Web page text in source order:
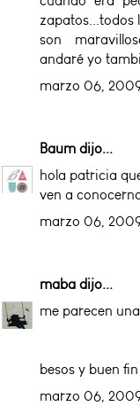
zapatos...todos
son
andaré yo
marzo 06,
Baum dijo...
hola patricia
ven a
marzo 06,
maba dijo...
me parecen
besos y buen
marzo 06,